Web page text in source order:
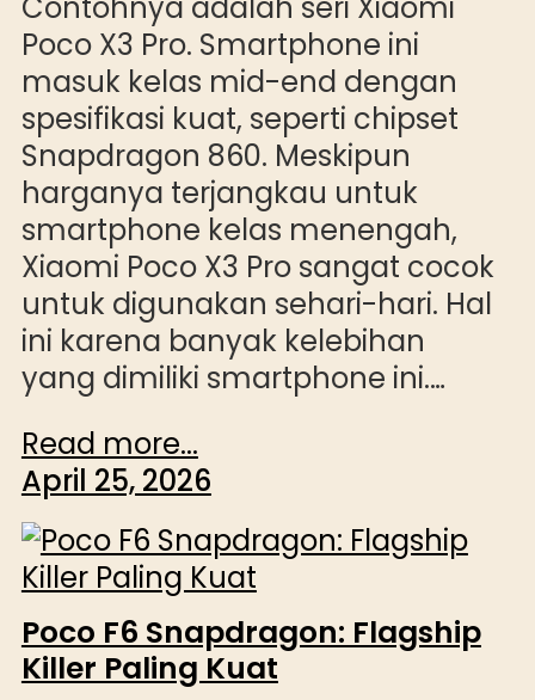
Poco X3 Pro. Smartphone ini
masuk kelas mid-end dengan
spesifikasi kuat, seperti chipset
Snapdragon 860. Meskipun
harganya terjangkau untuk
smartphone kelas menengah,
Xiaomi Poco X3 Pro sangat cocok
untuk digunakan sehari-hari. Hal
ini karena banyak kelebihan
yang dimiliki smartphone ini.…
Read more...
April 25, 2026
Poco F6 Snapdragon: Flagship
Killer Paling Kuat